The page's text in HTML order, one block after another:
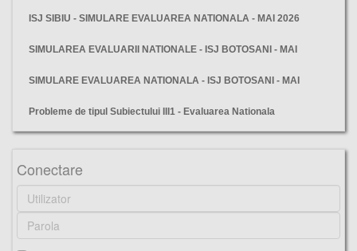
ISJ SIBIU - SIMULARE EVALUAREA NATIONALA - MAI 2026
SIMULAREA EVALUARII NATIONALE - ISJ BOTOSANI - MAI
SIMULARE EVALUAREA NATIONALA - ISJ BOTOSANI - MAI
Probleme de tipul Subiectului III1 - Evaluarea Nationala
Conectare